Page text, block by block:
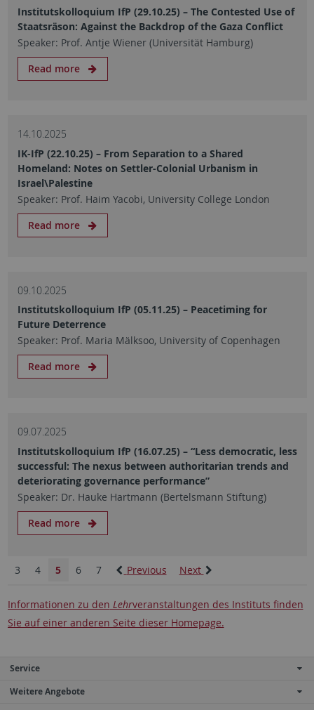
Institutskolloquium IfP (29.10.25) – The Contested Use of
Staatsräson: Against the Backdrop of the Gaza Conflict
Speaker: Prof. Antje Wiener (Universität Hamburg)
Read more
14.10.2025
IK-IfP (22.10.25) – From Separation to a Shared
Homeland: Notes on Settler-Colonial Urbanism in
Israel\Palestine
Speaker: Prof. Haim Yacobi, University College London
Read more
09.10.2025
Institutskolloquium IfP (05.11.25) – Peacetiming for
Future Deterrence
Speaker: Prof. Maria Mälksoo, University of Copenhagen
Read more
09.07.2025
Institutskolloquium IfP (16.07.25) – “Less democratic, less
successful: The nexus between authoritarian trends and
deteriorating governance performance”
Speaker: Dr. Hauke Hartmann (Bertelsmann Stiftung)
Read more
Previous
3 4 5 6 7 Next
Informationen zu den Lehrveranstaltungen des Instituts finden
Sie auf einer anderen Seite dieser Homepage.
Service
Weitere Angebote